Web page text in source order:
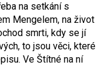
na setkání s
Mengelem, na život
smrti, kdy se jí
to jsou věci, které
Ve Štítné na ní